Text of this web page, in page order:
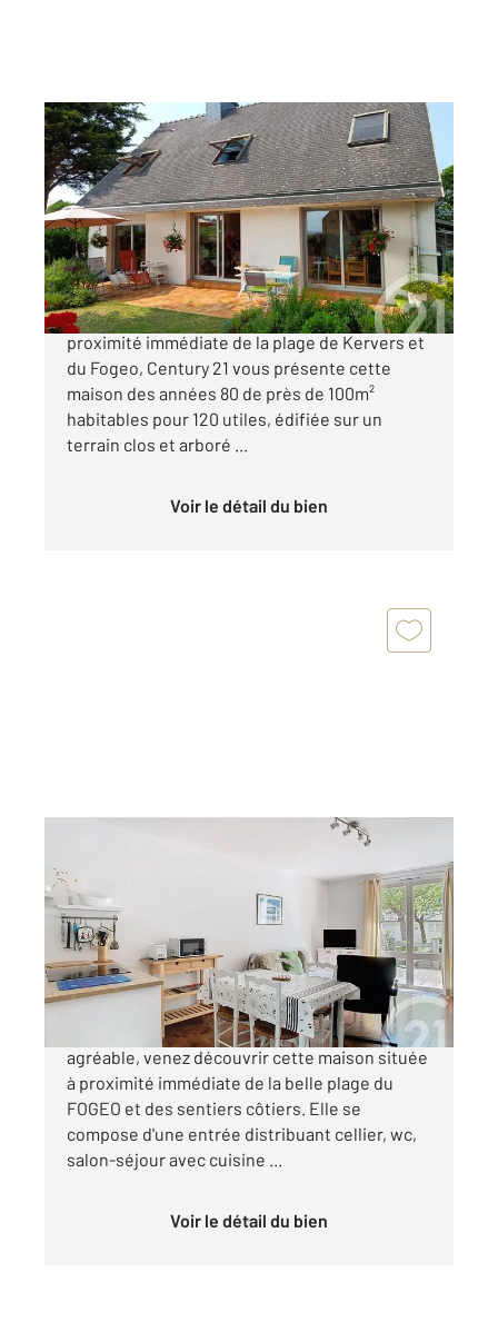
ARZON 56
98,76 m2, 6 pièces
Ref : 12524
Maison à vendre
609 000 €
CENTURY 21 ARZON - KERJOUANNO PLAGE A
proximité immédiate de la plage de Kervers et
du Fogeo, Century 21 vous présente cette
maison des années 80 de près de 100m²
habitables pour 120 utiles, édifiée sur un
terrain clos et arboré ...
Voir le détail du bien
47,55 m
Ref : 12887
Maison à vendre
280 000 €
ARZON PLAGE - Au coeur d'un village calme et
agréable, venez découvrir cette maison située
à proximité immédiate de la belle plage du
FOGEO et des sentiers côtiers. Elle se
compose d'une entrée distribuant cellier, wc,
salon-séjour avec cuisine ...
Voir le détail du bien